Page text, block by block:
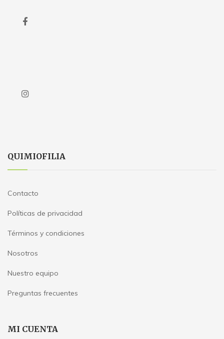
QUIMIOFILIA
Contacto
Políticas de privacidad
Términos y condiciones
Nosotros
Nuestro equipo
Preguntas frecuentes
MI CUENTA